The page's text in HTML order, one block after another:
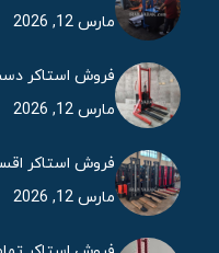
مارس 12, 2026
فروش استاکر
مارس 12, 2026
فروش استاکر
مارس 12, 2026